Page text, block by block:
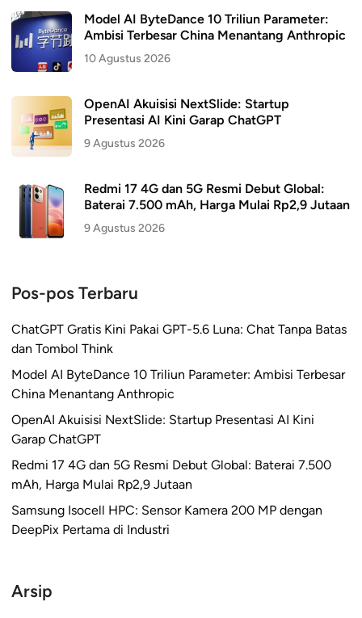
Model AI ByteDance 10 Triliun Parameter:
Ambisi Terbesar China Menantang Anthropic
10 Agustus 2026
OpenAI Akuisisi NextSlide: Startup
Presentasi AI Kini Garap ChatGPT
9 Agustus 2026
Redmi 17 4G dan 5G Resmi Debut Global:
Baterai 7.500 mAh, Harga Mulai Rp2,9 Jutaan
9 Agustus 2026
Pos-pos Terbaru
ChatGPT Gratis Kini Pakai GPT-5.6 Luna: Chat Tanpa Batas
dan Tombol Think
Model AI ByteDance 10 Triliun Parameter: Ambisi Terbesar
China Menantang Anthropic
OpenAI Akuisisi NextSlide: Startup Presentasi AI Kini
Garap ChatGPT
Redmi 17 4G dan 5G Resmi Debut Global: Baterai 7.500
mAh, Harga Mulai Rp2,9 Jutaan
Samsung Isocell HPC: Sensor Kamera 200 MP dengan
DeepPix Pertama di Industri
Arsip